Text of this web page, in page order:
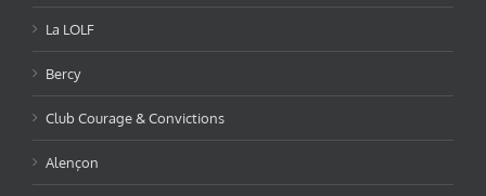
La LOLF
Bercy
Club Courage & Convictions
Alençon